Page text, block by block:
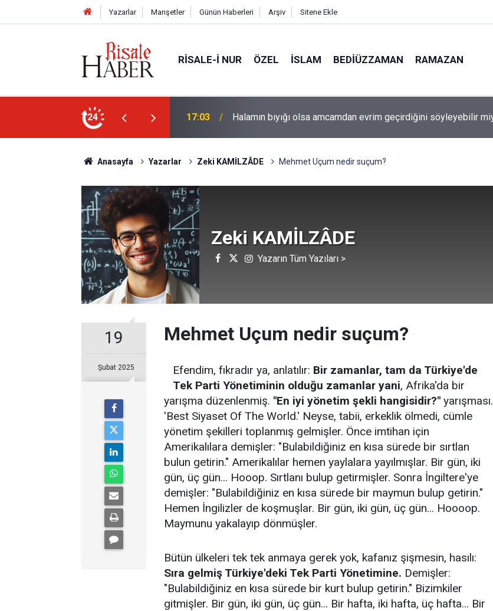
Yazarlar Manşetler Günün Haberleri Arşiv Sitene Ekle
RISALE-I NUR ÖZEL İSLAM BEDIÜZZAMAN RAMAZAN
24
geçirdiğini söyleyebilir miydik? 16:05 Güneş Tutulması 12 Ağustos'ta: Türkiye'den görülecek mi?
Anasayfa Yazarlar Zeki KAMİLZÂDE Mehmet Uçum nedir suçum?
Zeki KAMİLZÂDE
Yazarın Tüm Yazıları >
19
Şubat 2025
Mehmet Uçum nedir suçum?
Efendim, fıkradır ya, anlatılır: Bir zamanlar, tam da Türkiye'de
Tek Parti Yönetiminin olduğu zamanlar yani, Afrika'da bir
yarışma düzenlenmiş. "En iyi yönetim şekli hangisidir?" yarışması.
'Best Siyaset Of The World.' Neyse, tabii, erkeklik ölmedi, cümle
yönetim şekilleri toplanmış gelmişler. Önce imtihan için
Amerikalılara demişler: "Bulabildiğiniz en kısa sürede bir sırtlan
bulun getirin." Amerikalılar hemen yaylalara yayılmışlar. Bir gün, iki
gün, üç gün... Hooop. Sırtlanı bulup getirmişler. Sonra İngiltere'ye
demişler: "Bulabildiğiniz en kısa sürede bir maymun bulup getirin."
Hemen İngilizler de koşmuşlar. Bir gün, iki gün, üç gün... Hoooop.
Maymunu yakalayıp dönmüşler.
Bütün ülkeleri tek tek anmaya gerek yok, kafanız şişmesin, hasılı:
Sıra gelmiş Türkiye'deki Tek Parti Yönetimine. Demişler:
"Bulabildiğiniz en kısa sürede bir kurt bulup getirin." Bizimkiler
gitmişler. Bir gün, iki gün, üç gün... Bir hafta, iki hafta, üç hafta... Bir